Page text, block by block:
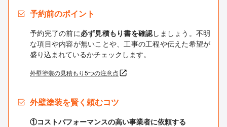
予約前のポイント
予約完了の前に必ず見積もり書を確認しましょう。不明
な項目や内容が無いことや、工事の工程や伝えた希望が
盛り込まれているかチェックします。
外壁塗装の見積もり5つの注意点
外壁塗装を賢く頼むコツ
①コストパフォーマンスの高い事業者に依頼する